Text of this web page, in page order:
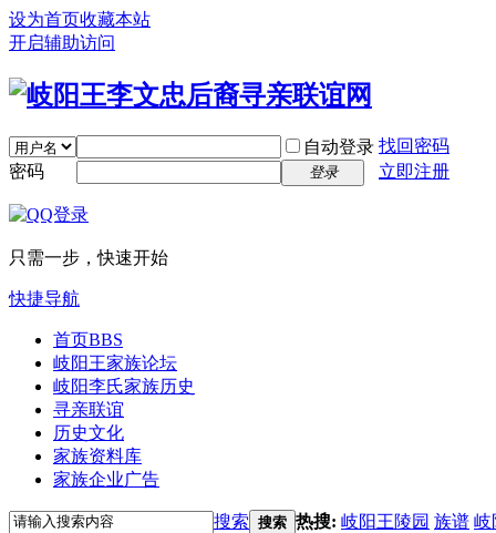
设为首页收藏本站
开启辅助访问
自动登录 找回密码
密码
登录 立即注册
只需一步，快速开始
快捷导航
首页BBS
岐阳王家族论坛
岐阳李氏家族历史
寻亲联谊
历史文化
家族资料库
家族企业广告
搜索 搜索 热搜: 岐阳王陵园 族谱 岐